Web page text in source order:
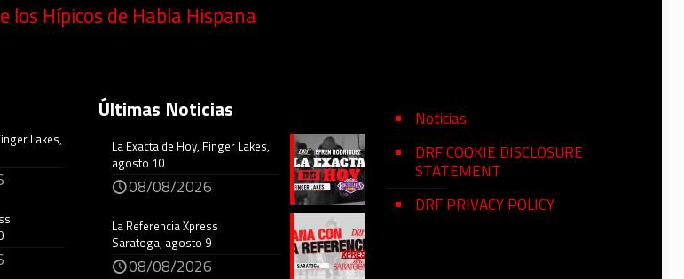
los Hípicos de Habla Hispana
Lakes,
Últimas Noticias
La Exacta de Hoy, Finger Lakes,
agosto 10
08/08/2026
La Referencia Xpress
Saratoga, agosto 9
08/08/2026
Noticias
DRF COOKIE DISCLOSURE
STATEMENT
DRF PRIVACY POLICY